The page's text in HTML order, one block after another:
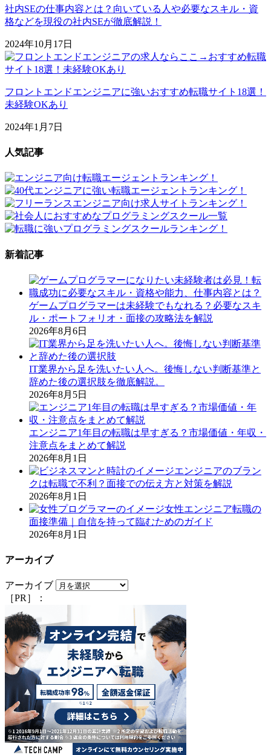
社内SEの仕事内容とは？向いている人や必要なスキル・資
格などを現役の社内SEが徹底解説！
2024年10月17日
フロントエンドエンジニアに強いおすすめ転職サイト18選！
未経験OKあり
2024年1月7日
人気記事
新着記事
ゲームプログラマーは未経験でもなれる？必要なスキ
ル・ポートフォリオ・面接の攻略法を解説
2026年8月6日
IT業界から足を洗いたい人へ。後悔しない判断基準と
辞めた後の選択肢を徹底解説。
2026年8月5日
エンジニア1年目の転職は早すぎる？市場価値・年収・
注意点をまとめて解説
2026年8月1日
エンジニアのブラン
クは転職で不利？面接での伝え方と対策を解説
2026年8月1日
女性エンジニア転職の
面接準備｜自信を持って臨むためのガイド
2026年8月1日
アーカイブ
アーカイブ
［PR］：